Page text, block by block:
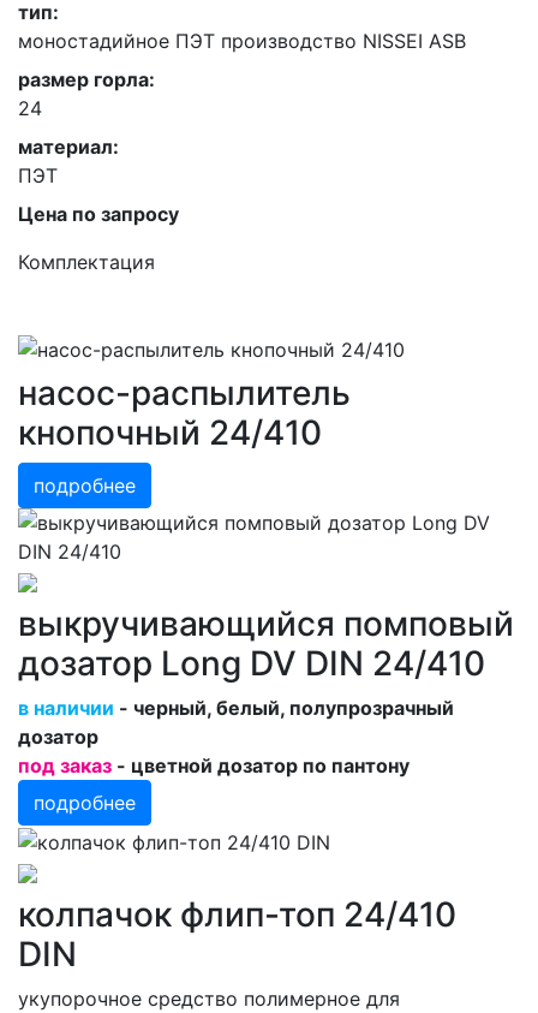
тип:
моностадийное ПЭТ производство NISSEI ASB
размер горла:
24
материал:
ПЭТ
Цена по запросу
Комплектация
насос-распылитель
кнопочный 24/410
подробнее
выкручивающийся помповый
дозатор Long DV DIN 24/410
в наличии - черный, белый, полупрозрачный
дозатор
под заказ - цветной дозатор по пантону
подробнее
колпачок флип-топ 24/410
DIN
укупорочное средство полимерное для